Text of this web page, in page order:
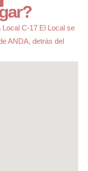
C-17 El Local se
ANDA, detrás del